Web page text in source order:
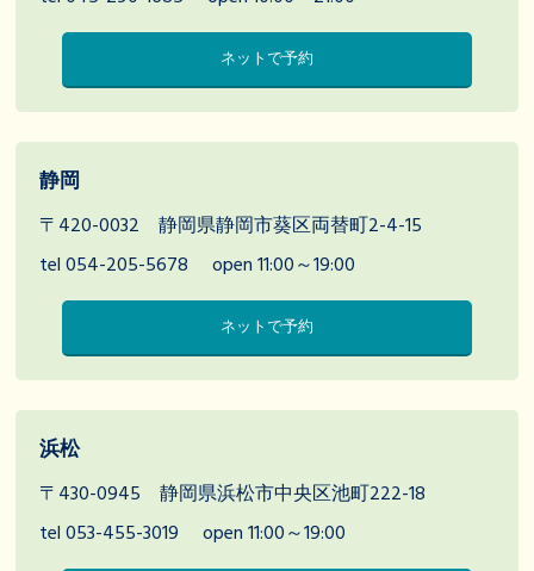
ネットで予約
静岡
〒420-0032 静岡県静岡市葵区両替町2-4-15
tel 054-205-5678
open 11:00～19:00
ネットで予約
浜松
〒430-0945 静岡県浜松市中央区池町222-18
tel 053-455-3019
open 11:00～19:00